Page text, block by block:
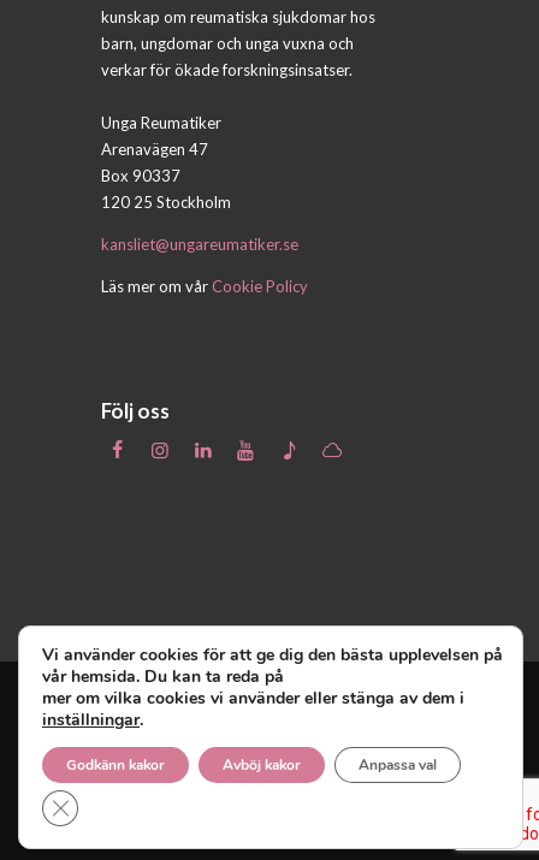
kunskap om reumatiska sjukdomar hos
barn, ungdomar och unga vuxna och
verkar för ökade forskningsinsatser.
Unga Reumatiker
Arenavägen 47
Box 90337
120 25 Stockholm
kansliet@ungareumatiker.se
Läs mer om vårCookie Policy
Följ oss
innehar upphovsrätten till denna site och
reserverar sig alla rättigheter därtill.
Vi använder cookies för att ge dig den bästa upplevelsen på
vår hemsida. Du kan ta reda på
mer om vilka cookies vi använder eller stänga av dem i
inställningar.
Godkänn kakor Avböj kakor Anpassa val
Close GDPR Cookie Banner